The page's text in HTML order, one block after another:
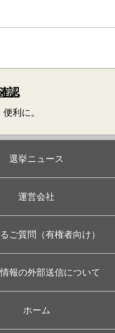
認
利に。
選挙ニュース
運営会社
ご質問（有権者向け）
報の外部送信について
ホーム